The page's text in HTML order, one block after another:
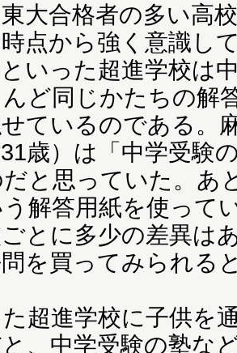
大合格者の多い高
点から強く意識し
いった超進学校は
ど同じかたちの解
ているのである。
歳）は「中学受験
と思っていた。あ
解答用紙を使って
とに多少の差異は
を買ってみられる
超進学校に子供を
、中学受験の塾な